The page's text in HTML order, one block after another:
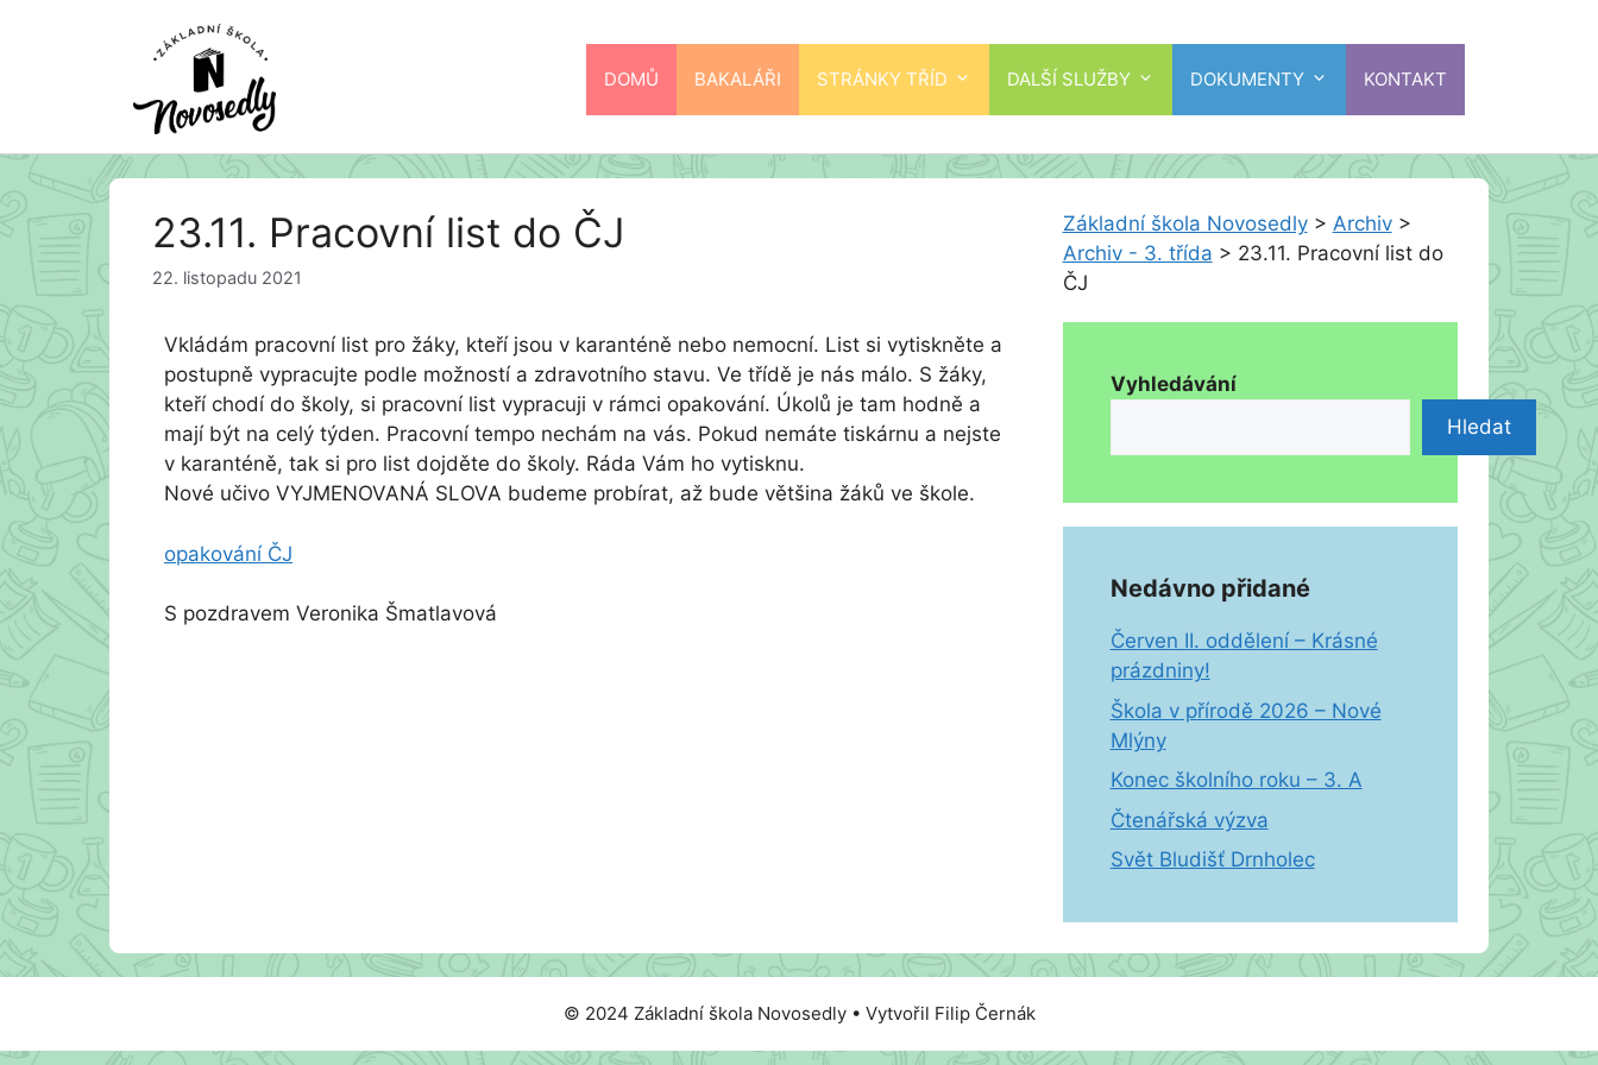
DOMŮ BAKALÁŘI STRÁNKY TŘÍD DALŠÍ SLUŽBY DOKUMENTY KONTAKT
23.11. Pracovní list do ČJ
22. listopadu 2021
Vkládám pracovní list pro žáky, kteří jsou v karanténě nebo nemocní. List si vytiskněte a
postupně vypracujte podle možností a zdravotního stavu. Ve třídě je nás málo. S žáky,
kteří chodí do školy, si pracovní list vypracuji v rámci opakování. Úkolů je tam hodně a
mají být na celý týden. Pracovní tempo nechám na vás. Pokud nemáte tiskárnu a nejste
v karanténě, tak si pro list dojděte do školy. Ráda Vám ho vytisknu.
Nové učivo VYJMENOVANÁ SLOVA budeme probírat, až bude většina žáků ve škole.
opakování ČJ
S pozdravem Veronika Šmatlavová
Základní škola Novosedly> Archiv>
Archiv - 3. třída > 23.11. Pracovní list do
ČJ
Vyhledávání
Hledat
Nedávno přidané
Červen II. oddělení – Krásné
prázdniny!
Škola v přírodě 2026 – Nové
Mlýny
Konec školního roku – 3. A
Čtenářská výzva
Svět Bludišť Drnholec
© 2024 Základní škola Novosedly • Vytvořil Filip Černák